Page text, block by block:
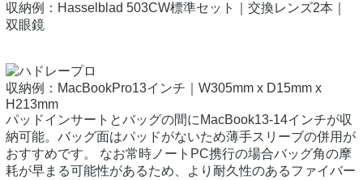
収納例：Hasselblad 503CW標準セット｜交換レンズ2本｜
双眼鏡
収納例：MacBookPro13インチ｜W305mm x D15mm x
H213mm
パッドインサートとバッグの間にMacBook13-14インチが収
納可能。バッグ面はパッドがないため薄手スリーブの併用が
おすすめです。 なお常時ノートPC携行の場合バッグ角の摩
耗が早まる可能性があるため、より耐久性のあるファイバー